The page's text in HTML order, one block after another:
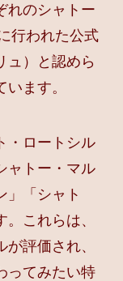
れのシャトー
行われた公式
ュ）と認めら
ます。
・ロートシル
ャトー・マル
」「シャト
これらは、
評価され、
ってみたい特